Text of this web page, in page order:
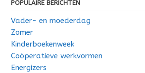
POPULAIRE BERICHTEN
Vader- en moederdag
Zomer
Kinderboekenweek
Coöperatieve werkvormen
Energizers